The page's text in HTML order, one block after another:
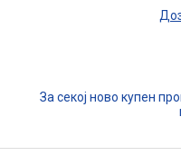
За секој ново купен